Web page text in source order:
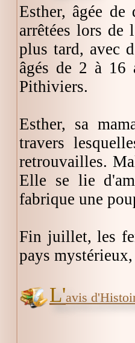
Esther, âgée
arrêtées lors
plus tard, avec
âgés de 2 à 16
Pithiviers.
Esther, sa
travers
retrouvailles.
Elle se lie
fabrique une
Fin juillet, les
pays
L'avis